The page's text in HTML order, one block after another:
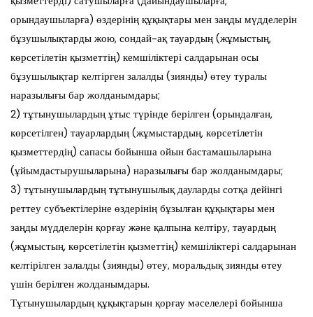
орындаушыларға) өздерінің құқықтары мен заңды мүдделерін
бұзушылықтарды жою, сондай-ақ тауардың (жұмыстың,
көрсетілетін қызметтің) кемшіліктері салдарынан осы
бұзушылықтар келтірген залалды (зиянды) өтеу туралы
наразылығы бар жолданымдары;
2) тұтынушылардың ұтыс түрінде берілген (орындалған,
көрсетілген) тауарлардың (жұмыстардың, көрсетілетін
қызметтердің) сапасы бойынша ойын бастамашыларына
(ұйымдастырушыларына) наразылығы бар жолданымдары;
3) тұтынушылардың тұтынушылық дауларды сотқа дейінгі
реттеу субъектілеріне өздерінің бұзылған құқықтары мен
заңды мүдделерін қорғау және қалпына келтіру, тауардың
(жұмыстың, көрсетілетін қызметтің) кемшіліктері салдарынан
келтірілген залалды (зиянды) өтеу, моральдық зиянды өтеу
үшін берілген жолданымдары.
Тұтынушылардың құқықтарын қорғау мәселелері бойынша